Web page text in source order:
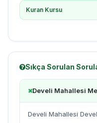
Kuran Kursu
Sıkça Sorulan
Develi Mahallesi
Develi Mahallesi